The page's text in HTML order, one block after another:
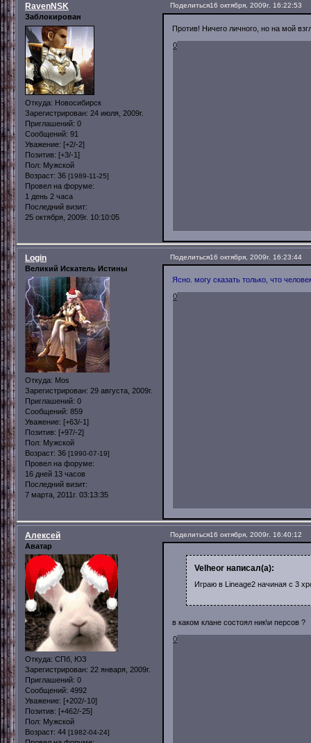
Поделиться16 октября, 2009г. 16:22:53
RavenNSK
Заблокирован
Откуда: Новосибирск
Зарегистрирован: 24 июля, 2009г.
Приглашений: 0
Сообщений: 91
Уважение: [+2/-2]
Позитив: [+3/-1]
Пол: Мужской
Возраст: 36 [1989-11-25]
Провел на форуме:
1 день 2 часа
Последний визит:
25 октября, 2009г. 10:10:05
Против! Ничего личного, но на мой
0
Поделиться16 октября, 2009г. 16:23:44
Login
Великий Искатель Истины
Откуда: Mos
Зарегистрирован: 29 августа, 2009г.
Приглашений: 0
Сообщений: 859
Уважение: [+63/-1]
Позитив: [+97/-2]
Пол: Мужской
Возраст: 36 [1990-07-19]
Провел на форуме:
16 дней 13 часов
Последний визит:
7 марта, 2011г. 03:13:35
Ясно. могу сказать только, что
0
Поделиться16 октября, 2009г. 16:40:12
Алексей
Аватар
Откуда: СПб, ЮЗ
Зарегистрирован: 22 января, 2009г.
Приглашений: 0
Сообщений: 4992
Уважение: [+202/-10]
Позитив: [+462/-25]
Пол: Мужской
Возраст: 44 [1982-04-24]
Velheor написал(а):
Играю в Lineage2 начиная с 3
в каком клане состоял ник\и персов ?
0